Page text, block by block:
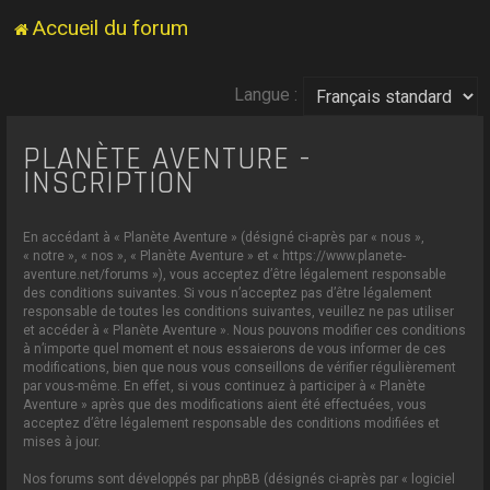
Accueil du forum
Langue :
PLANÈTE AVENTURE -
INSCRIPTION
En accédant à « Planète Aventure » (désigné ci-après par « nous »,
« notre », « nos », « Planète Aventure » et « https://www.planete-
aventure.net/forums »), vous acceptez d’être légalement responsable
des conditions suivantes. Si vous n’acceptez pas d’être légalement
responsable de toutes les conditions suivantes, veuillez ne pas utiliser
et accéder à « Planète Aventure ». Nous pouvons modifier ces conditions
à n’importe quel moment et nous essaierons de vous informer de ces
modifications, bien que nous vous conseillons de vérifier régulièrement
par vous-même. En effet, si vous continuez à participer à « Planète
Aventure » après que des modifications aient été effectuées, vous
acceptez d’être légalement responsable des conditions modifiées et
mises à jour.
Nos forums sont développés par phpBB (désignés ci-après par « logiciel